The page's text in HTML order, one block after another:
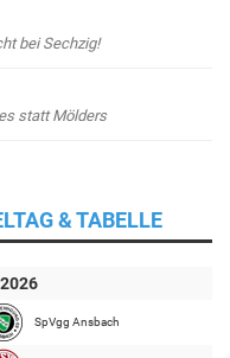
bei Sechzig!
statt Mölders
& TABELLE
SpVgg Ansbach